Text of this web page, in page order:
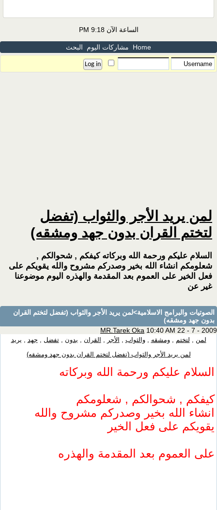
الساعة الآن9:18 PM
Home مشاركات اليوم البحث
لمن يريد الأجر والثواب (تفضل
لتختم القران بدون جهد ومشقه)
السلام عليكم ورحمة الله وبركاته كيفكم , شحوالكم ,
شعلومكم انشاء الله بخير وصدركم مشروح والله يقويكم على
فعل الخير على العموم بعد المقدمة والهذره اليوم موضوعنا
غير عن
الصوتيات والبرامج الاسلامية>لمن يريد الأجر والثواب (تفضل لتختم القران
بدون جهد ومشقه)
MR.Tarek Oka 10:40 AM 22 - 7 - 2009
لمن , لتختم ,ومشقه ,والثواب , الأجر , القران , بدون ,تفضل , جهد , يريد
لمن يريد الأجر والثواب (تفضل لتختم القران بدون جهد ومشقه)
السلام عليكم ورحمة الله وبركاته
كيفكم , شحوالكم , شعلومكم
انشاء الله بخير وصدركم مشروح والله
يقويكم على فعل الخير
على العموم بعد المقدمة والهذره